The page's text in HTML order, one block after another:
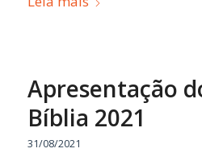
Apresentação
Bíblia 2021
31/08/2021